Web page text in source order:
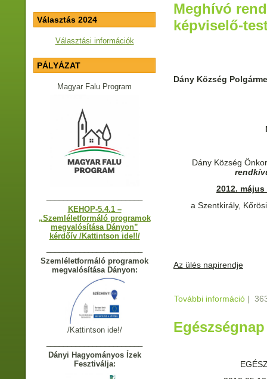
Választás 2024
Választási információk
PÁLYÁZAT
Magyar Falu Program
KEHOP-5.4.1 –
„Szemléletformáló programok
megvalósítása Dányon”
kérdőív /Kattintson ide!!/
Szemléletformáló programok
megvalósítása Dányon:
/Kattintson ide!/
Dányi Hagyományos Ízek
Fesztiválja:
Meghívó
képviselő-
Dány Község
Dány Község
2012.
a Szentkirály,
Az ülés napirendje
További információ |